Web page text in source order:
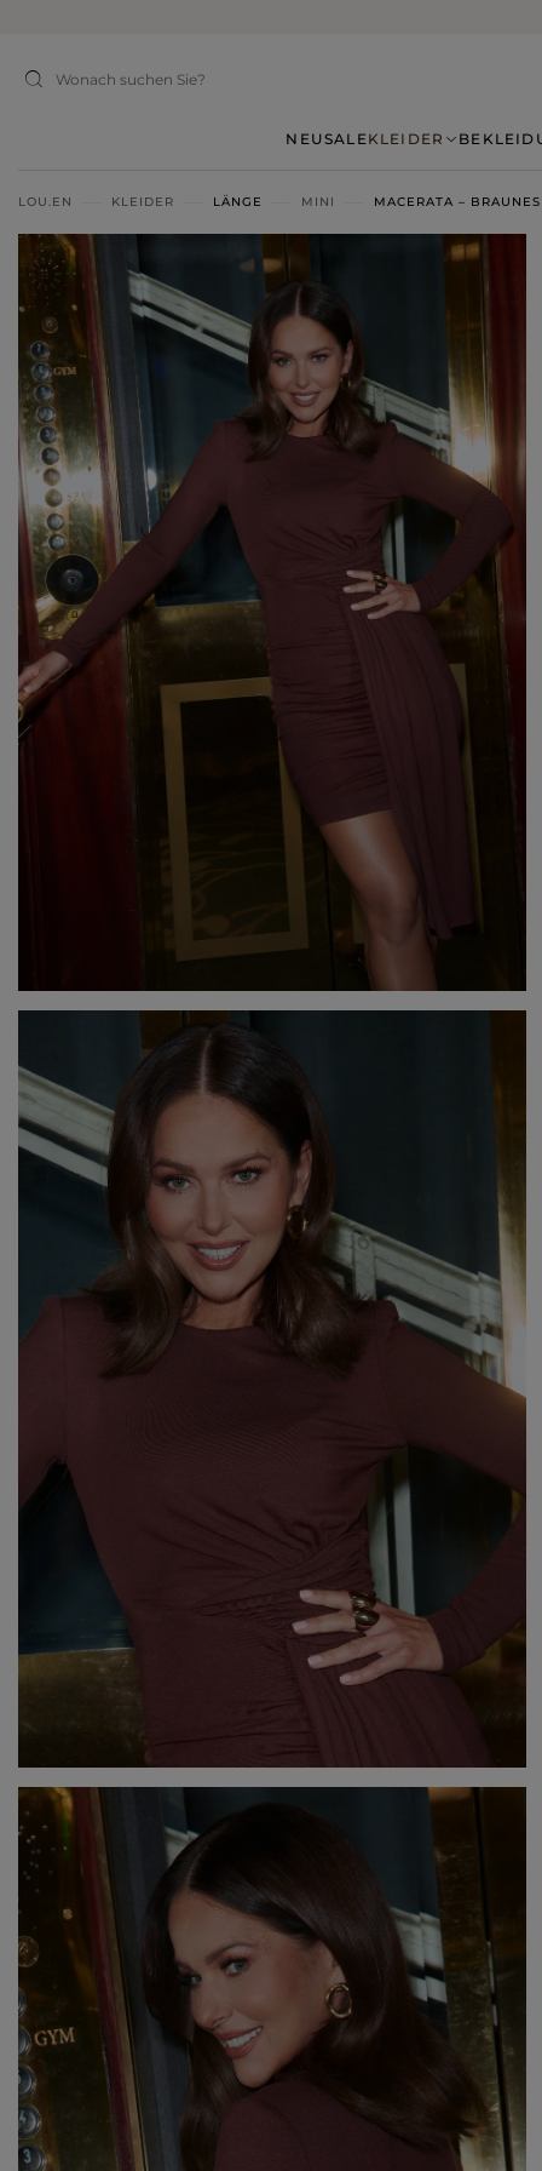
NEUSALEKLEIDER
ALLE
VALENTINSTAG
WEIHNACHTEN
SILVESTER
KOMMUNION
Art
ABENDKLEIDER
PARTYKLEIDER
BOHO
JEANSKLEIDER
ASYMMETRISCHE
BROKATKLEIDER
ALLES ANZEIGEN ENTDECKEN SIE DIE NEUHEITEN
LOU.EN KLEIDER LÄNGE MINI MACERATA –